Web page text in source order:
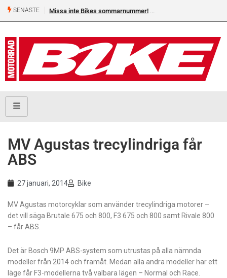
SENASTE Missa inte Bikes sommarnummer!
MV Agustas trecylindriga får
ABS
27 januari, 2014 Bike
MV Agustas motorcyklar som använder trecylindriga motorer –
det vill säga Brutale 675 och 800, F3 675 och 800 samt Rivale 800
– får ABS.
Det är Bosch 9MP ABS-system som utrustas på alla nämnda
modeller från 2014 och framåt. Medan alla andra modeller har ett
läge får F3-modellerna två valbara lägen – Normal och Race.